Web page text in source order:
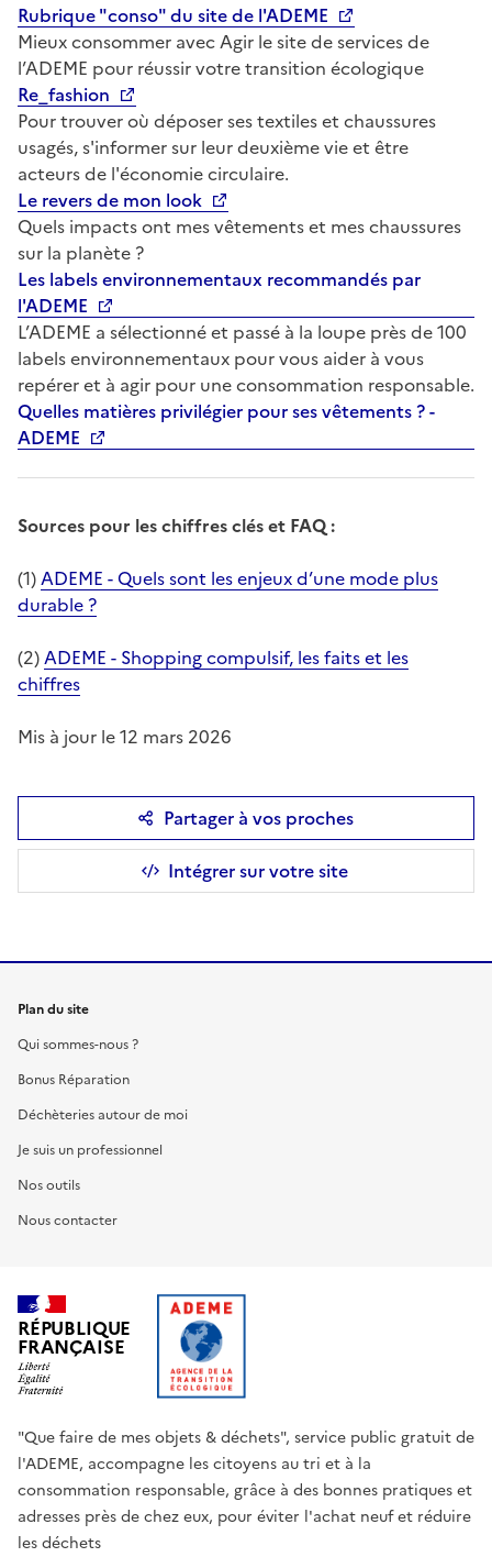
Rubrique "conso" du site de l'ADEME
Mieux consommer avec Agir le site de services de
l’ADEME pour réussir votre transition écologique
Re_fashion
Pour trouver où déposer ses textiles et chaussures
usagés, s'informer sur leur deuxième vie et être
acteurs de l'économie circulaire.
Le revers de mon look
Quels impacts ont mes vêtements et mes chaussures
sur la planète ?
Les labels environnementaux recommandés par
l'ADEME
L’ADEME a sélectionné et passé à la loupe près de 100
labels environnementaux pour vous aider à vous
repérer et à agir pour une consommation responsable.
Quelles matières privilégier pour ses vêtements ? -
ADEME
Sources pour les chiffres clés et FAQ :
(1)ADEME - Quels sont les enjeux d’une mode plus
durable ?
(2)ADEME - Shopping compulsif, les faits et les
chiffres
Mis à jour le 12 mars 2026
Partager à vos proches
Intégrer sur votre site
Plan du site
Qui sommes-nous ?
Bonus Réparation
Déchèteries autour de moi
Je suis un professionnel
Nos outils
Nous contacter
RÉPUBLIQUE
FRANÇAISE
"Que faire de mes objets & déchets", service public gratuit de
l'ADEME, accompagne les citoyens au tri et à la
consommation responsable, grâce à des bonnes pratiques et
adresses près de chez eux, pour éviter l'achat neuf et réduire
les déchets